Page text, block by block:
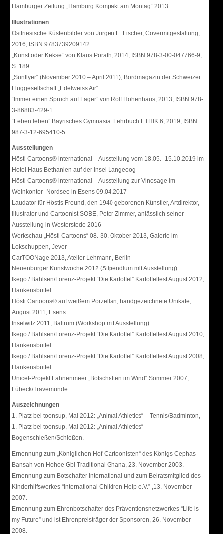
Hamburger Zeitung „Hamburg Kompakt am Montag“ 2013
Illustrationen
Ostfriesische Küstenbilder von Jürgen E. Fischer, Covermitgestaltung,
2016, ISBN 9783739209142
„Kunst oder Kekse“ von Klaus Porath, 2014, ISBN 978-3-00-047766-9,
S. 189
„Sunflyer“ (November 2010 – April 2011), Bordmagazin der Schweizer
Fluggesellschaft „Edelweiss Air“
“Immer einen Spruch auf Lager” von Rolf Hohenhaus, 2013, ISBN 978-
3-86883-429-1
“Leben leben” Bayrisches Gymnasial Lehrbuch ETHIK 6, 2019, ISBN
987-3-12-695410-5
Ausstellungen
Hösti Cartoons® international – Ausstellung vom 18.05.- 15.10.2019 im
Hotel Haus Bethanien auf der Insel Langeoog
Hösti Cartoons® international – Ausstellung zur Vinosage im
Weinkontor- Nordsee in Esens 09.04.2017
Laudator für Höstis Freund, den 1940 geborenen Künstler, Artdirektor,
Illustrator und Cartoonist SOBE, Peter Zimmer, anlässlich seiner
Ausstellung in Westerstede 2016
Werkschau „Hösti Cartoons“ 08.-30. Oktober 2013, Galerie im
Lokschuppen, Jever
CarTOONage 2013, Atelier Lehmann, Berlin
Neuenburger Kunstwoche 2012 (Stipendium mit Ausstellung)
Ikego / Bahlsen/Lorenz-Projekt “Die Kartoffel” Kartoffelfest August 2012,
Hankensbüttel
Hösti Cartoons® auf weißem Porzellan, handgezeichnete Unikate,
August 2011, Esens
Inselwitz 2011, Baltrum (Workshop mit Ausstellung)
Ikego / Bahlsen/Lorenz-Projekt “Die Kartoffel” Kartoffelfest August 2010,
Hankensbüttel
Ikego / Bahlsen/Lorenz-Projekt “Die Kartoffel” Kartoffelfest August 2008,
Hankensbüttel
Unicef-Projekt Fahnenmeer „Botschaften im Wind“ Sommer 2007,
Lübeck/Travemünde
Auszeichnungen
1. Platz bei toonsup, Mai 2012: „Animal Athletics“ – Tennis/Badminton,
1. Platz bei toonsup, Mai 2012: „Animal Athletics“ –
Bogenschießen/Schießen.
Ernennung zum „Königlichen Hof-Cartoonisten“ des Königs Cephas
Bansah von Hohoe Gbi Traditional Ghana, 23. November 2003.
Ernennung zum Botschafter International und zum Beiratsmitglied des
Kinderhilfswerkes “International Children Help e.V.” ,13. November
2007.
Ernennung zum Ehrenbotschafter des Präventionsnetzwerkes “Life is
my Future” und ist Ehrenpreisträger der Sponsoren, 26. November
2008.